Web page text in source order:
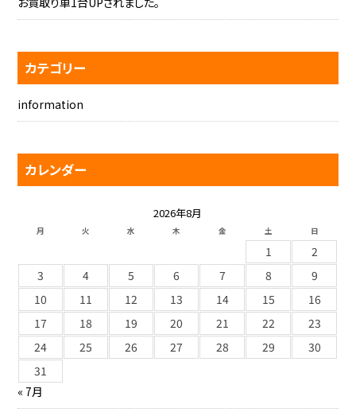
カテゴリー
information
カレンダー
2026年8月
月 火 水 木 金 土 日
1
2
3
4 5 6 7 8
9
10
11 12 13 14 15
16
17
18 19 20 21 22
23
24
25 26 27 28 29
30
31
« 7月